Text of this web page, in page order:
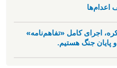
اجرای کامل «تفاهم‌نامه»
جنگ هستیم.